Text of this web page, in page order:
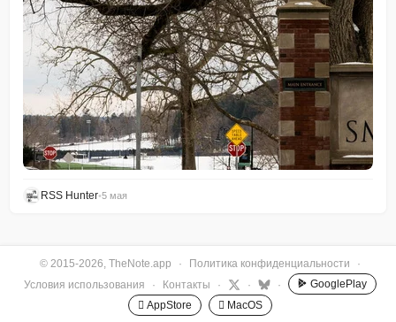
RSS Hunter•5 мая
© 2015-2026, TheNote.app · Политика конфиденциальности
·
Условия использования
· Контакты · · ·
GooglePlay
 AppStore
 MacOS